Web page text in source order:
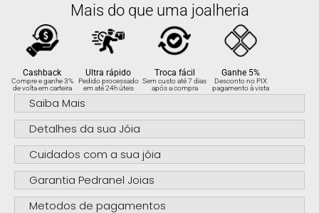
Mais do que uma joalheria
Cashback
Compre e ganhe 3%
de volta em carteira
Ultra rápido
Pedido processado
em até 24h úteis
Troca fácil
Sem custo até 7 dias
após a compra
Ganhe 5%
Desconto no PIX
pagamento à vista
Saiba Mais
Detalhes da sua Jóia
Cuidados com a sua jóia
Garantia Pedranel Joias
Metodos de pagamentos